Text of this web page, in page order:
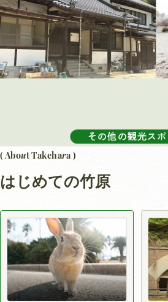
その他の観光ス
( About Takehara )
はじめての竹原